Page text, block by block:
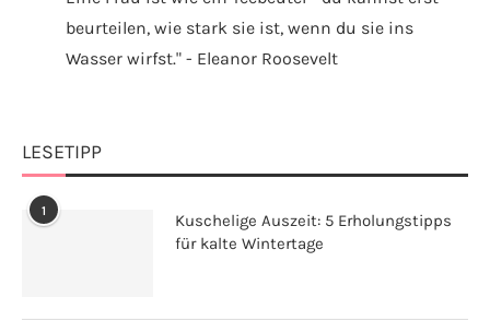
beurteilen, wie stark sie ist, wenn du sie ins
Wasser wirfst." - Eleanor Roosevelt
LESETIPP
1
Kuschelige Auszeit: 5 Erholungstipps
für kalte Wintertage